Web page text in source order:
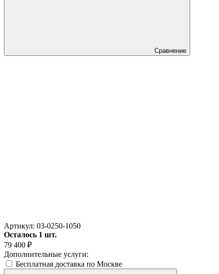
Сравнение
Артикул: 03-0250-1050
Осталось 1 шт.
79 400 ₽
Дополнительные услуги:
Бесплатная доставка по Москве